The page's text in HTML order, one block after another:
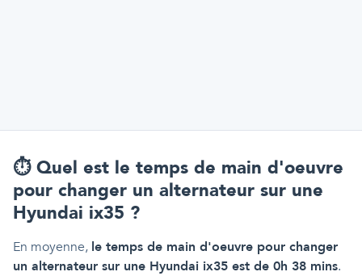
⏱️ Quel est le temps de main d'oeuvre
pour changer un alternateur sur une
Hyundai ix35 ?
En moyenne, le temps de main d'oeuvre pour changer
un alternateur sur une Hyundai ix35 est de 0h 38 mins.